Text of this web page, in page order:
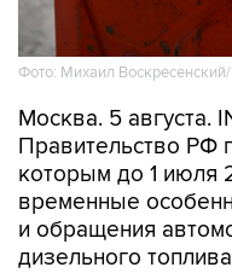
Фото: Михаил
Москва. 5 августа.
Правительство РФ
которым до 1 июля
временные
и обращения
дизельного